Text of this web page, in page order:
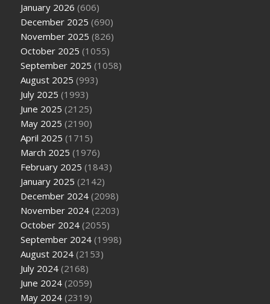
January 2026 (606)
December 2025 (690)
November 2025 (826)
October 2025 (1055)
September 2025 (1058)
August 2025 (993)
July 2025 (1993)
June 2025 (2125)
May 2025 (2190)
April 2025 (1715)
March 2025 (1976)
February 2025 (1843)
January 2025 (2142)
December 2024 (2098)
November 2024 (2203)
October 2024 (2055)
September 2024 (1998)
August 2024 (2153)
July 2024 (2168)
June 2024 (2059)
May 2024 (2319)